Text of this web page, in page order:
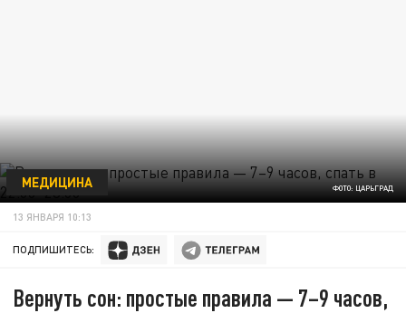
ФОТО: ЦАРЬГРАД
МЕДИЦИНА
13 ЯНВАРЯ 10:13
ПОДПИШИТЕСЬ:
Вернуть сон: простые правила — 7–9 часов,